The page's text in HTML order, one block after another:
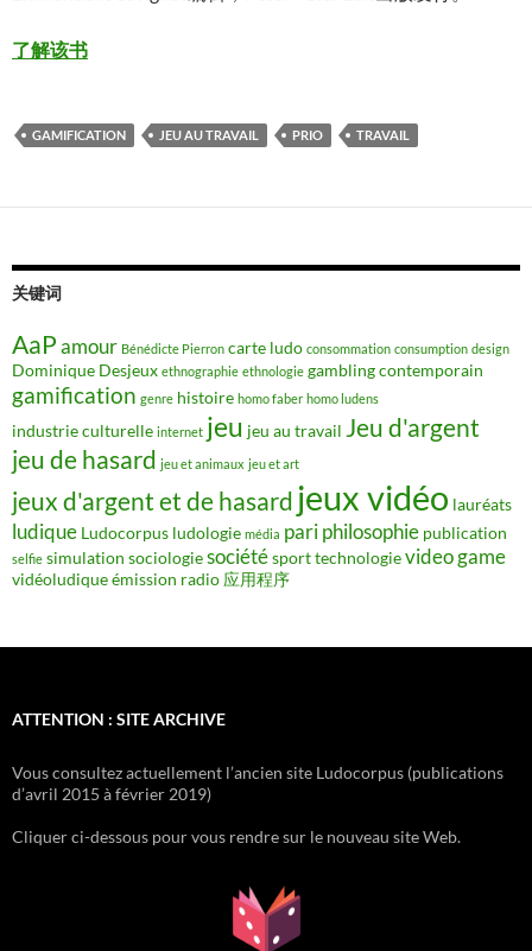
了解该书
GAMIFICATION JEU AU TRAVAIL PRIO TRAVAIL
关键词
AaPamour Bénédicte Pierron carte ludo consommation consumption design
Dominique Desjeux ethnographie ethnologie gambling contemporain
gamification genre histoire homo faber homo ludens
industrie culturelle internet jeu jeu au travail Jeu d'argent
jeu de hasard jeu et animaux jeu et art
jeux d'argent et de hasard jeux vidéo lauréats
ludique Ludocorpus ludologie média pariphilosophie publication
selfie simulation sociologiesociétésporttechnologievideo game
vidéoludiqueémission radio 应用程序
ATTENTION : SITE ARCHIVE
Vous consultez actuellement l’ancien site Ludocorpus (publications
d’avril 2015 à février 2019)
Cliquer ci-dessous pour vous rendre sur le nouveau site Web.